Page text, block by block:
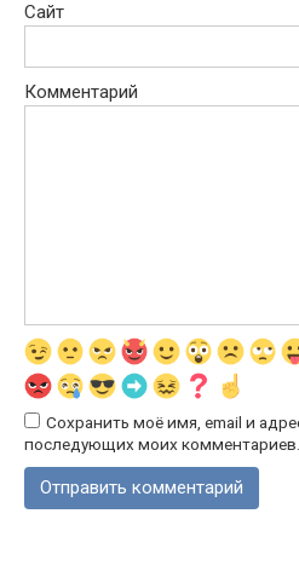
Сайт
Комментарий
Сохранить моё имя, email и
последующих моих комментариев.